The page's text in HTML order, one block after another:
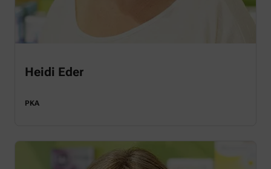
Heidi Eder
PKA